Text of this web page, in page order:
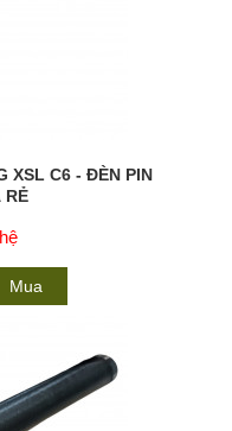
XSL C6 - ĐÈN PIN
RẺ
Mua